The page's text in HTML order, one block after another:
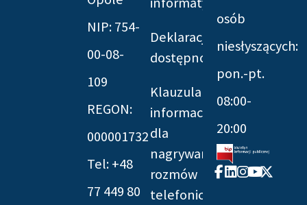
NIP: 754-
00-08-
109
REGON:
000001732
Tel: +48
77 449 80
Deklaracja
dostępności
Klauzula
informacyjna
dla
nagrywania
rozmów
telefonicznych
osób
niesłyszących:
pon.-pt.
08:00-
20:00
Facebook-
f
Linkedin
Instagram
Youtube
X-
twitter